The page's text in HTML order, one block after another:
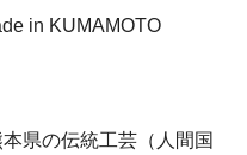
in KUMAMOTO
県の伝統工芸（人間国